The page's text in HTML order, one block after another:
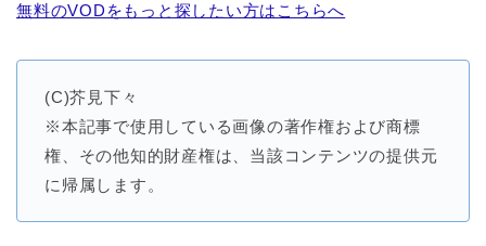
無料のVODをもっと探したい方はこちらへ
(C)芥見下々
※本記事で使用している画像の著作権および商標
権、その他知的財産権は、当該コンテンツの提供元
に帰属します。